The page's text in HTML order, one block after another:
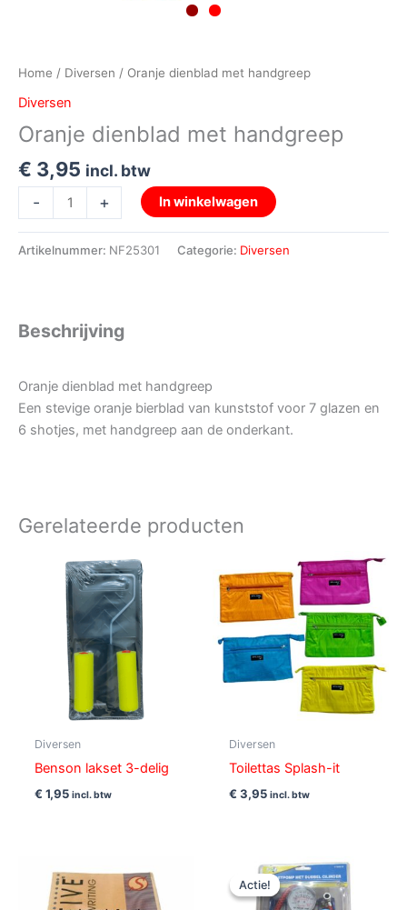
Home / Diversen / Oranje dienblad met handgreep
Diversen
Oranje dienblad met handgreep
€ 3,95 incl. btw
-
+ In winkelwagen
Artikelnummer: NF25301 Categorie: Diversen
Beschrijving
Oranje dienblad met handgreep
Een stevige oranje bierblad van kunststof voor 7 glazen en
6 shotjes, met handgreep aan de onderkant.
Gerelateerde producten
Diversen
Benson lakset 3-delig
€ 1,95 incl. btw
Diversen
Toilettas Splash-it
€ 3,95 incl. btw
Actie!
Actie!
Oorspronkelijke
prijs
was:
Huidige
prijs
is: